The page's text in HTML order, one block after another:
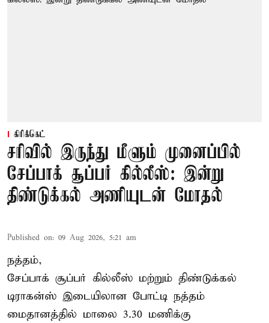
கிரிக்கெட்
சரிவில் இருந்து மீளும் முனைப்பில்
சேப்பாக் சூப்பர் கில்லீஸ்: இன்று
திண்டுக்கல் அணியுடன் மோதல்
Published on: 09 Aug 2026, 5:21 am
நத்தம்,
சேப்பாக் சூப்பர் கில்லீஸ் மற்றும் திண்டுக்கல்
டிராகன்ஸ் இடையிலான போட்டி நத்தம்
மைதானத்தில் மாலை 3.30 மணிக்கு